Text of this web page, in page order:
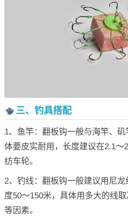
三、钓具搭配
1、鱼竿：翻板钩一般与海竿、
体要皮实耐用，长度建议在2.1～
纺车轮。
2、钓线：翻板钩一般建议用尼
度50～150米，具体用多大的线
等因素。